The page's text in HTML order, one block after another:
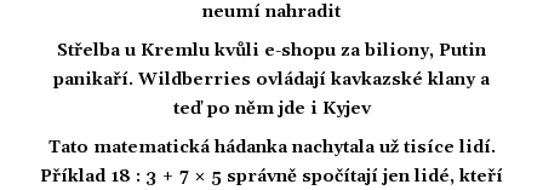
neumí nahradit
Střelba u Kremlu kvůli e-shopu za biliony, Putin
panikaří. Wildberries ovládají kavkazské klany a
teď po něm jde i Kyjev
Tato matematická hádanka nachytala už tisíce lidí.
Příklad 18 : 3 + 7 × 5 správně spočítají jen lidé, kteří